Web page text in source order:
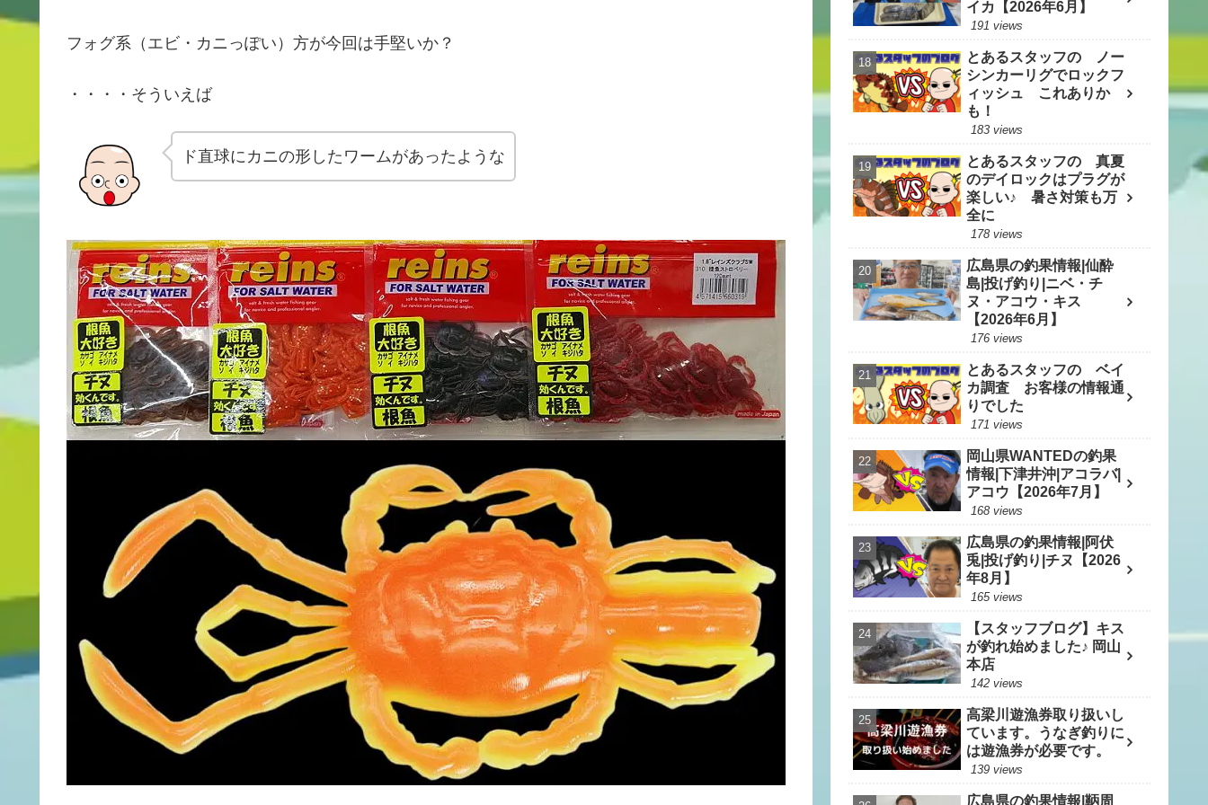
フォグ系（エビ・カニっぽい）方が今回は手堅いか？
・・・・そういえば
ド直球にカニの形したワームがあったような
イカ【2026年6月】
191 views
とあるスタッフの ノー
シンカーリグでロックフ
ィッシュ これありか
も！
183 views
とあるスタッフの 真夏
のデイロックはプラグが
楽しい♪ 暑さ対策も万
全に
178 views
広島県の釣果情報|仙酔
島|投げ釣り|ニベ・チ
ヌ・アコウ・キス
【2026年6月】
176 views
とあるスタッフの ベイ
カ調査 お客様の情報通
りでした
171 views
岡山県WANTEDの釣果
情報|下津井沖|アコラバ|
アコウ【2026年7月】
168 views
広島県の釣果情報|阿伏
兎|投げ釣り|チヌ【2026
年8月】
165 views
【スタッフブログ】キス
が釣れ始めました♪ 岡山
本店
142 views
高梁川遊漁券取り扱いし
ています。うなぎ釣りに
は遊漁券が必要です。
139 views
広島県の釣果情報|鞆周